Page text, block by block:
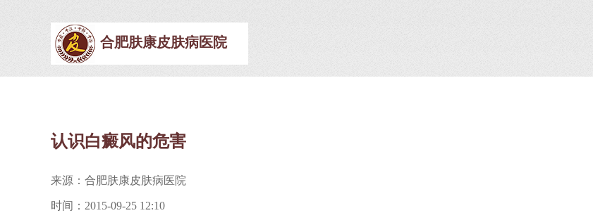
合肥肤康皮肤病医院
认识白癜风的危害
来源：合肥肤康皮肤病医院
时间：2015-09-25 12:10